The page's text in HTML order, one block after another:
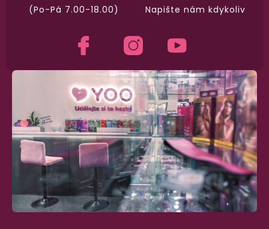
Napište nám kdykoliv
(Po-Pá 7.00-18.00)